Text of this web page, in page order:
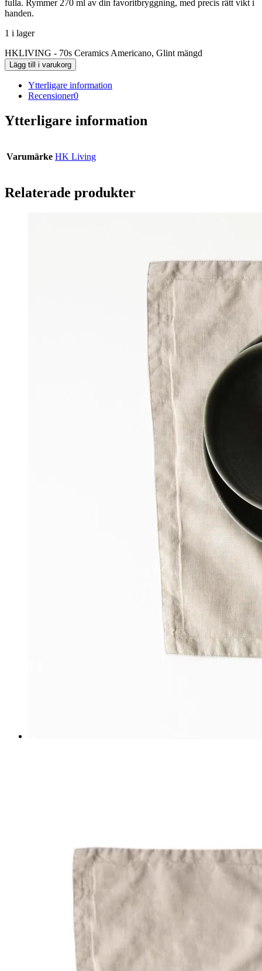
fulla. Rymmer 270 ml av din favoritbryggning, med precis rätt vikt i
handen.
1 i lager
HKLIVING - 70s Ceramics Americano, Glint mängd
Lägg till i varukorg
Ytterligare information
Recensioner0
Ytterligare information
Varumärke HK Living
Relaterade produkter